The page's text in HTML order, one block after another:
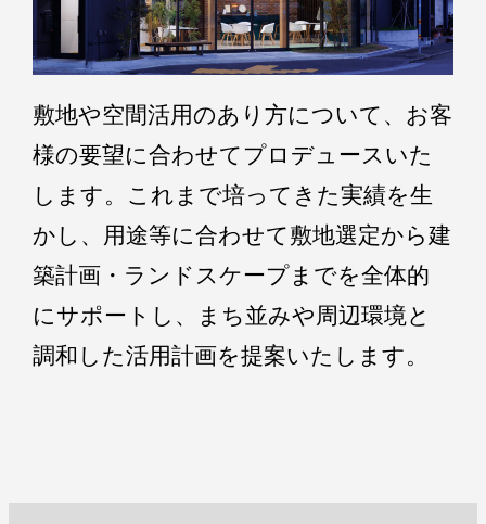
敷地や空間活用のあり方について、お客
様の要望に合わせてプロデュースいた
します。これまで培ってきた実績を生
かし、用途等に合わせて敷地選定から建
築計画・ランドスケープまでを全体的
にサポートし、まち並みや周辺環境と
調和した活用計画を提案いたします。